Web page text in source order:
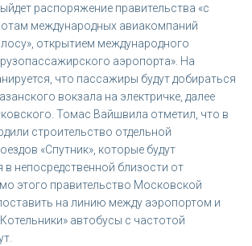
распоряжение правительства «с
международных авиакомпаний
открытием международного
аэропорта». На
что пассажиры будут добираться
вокзала на электричке, далее
Томас Вайшвила отметил, что в
строительство отдельной
«Спутник», которые будут
в непосредственной близости от
этого правительство Московской
на линию между аэропортом и
автобусы с частотой